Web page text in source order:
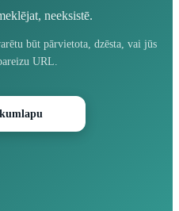
neeksistē.
būt pārvietota, dzēsta, vai jūs
URL.